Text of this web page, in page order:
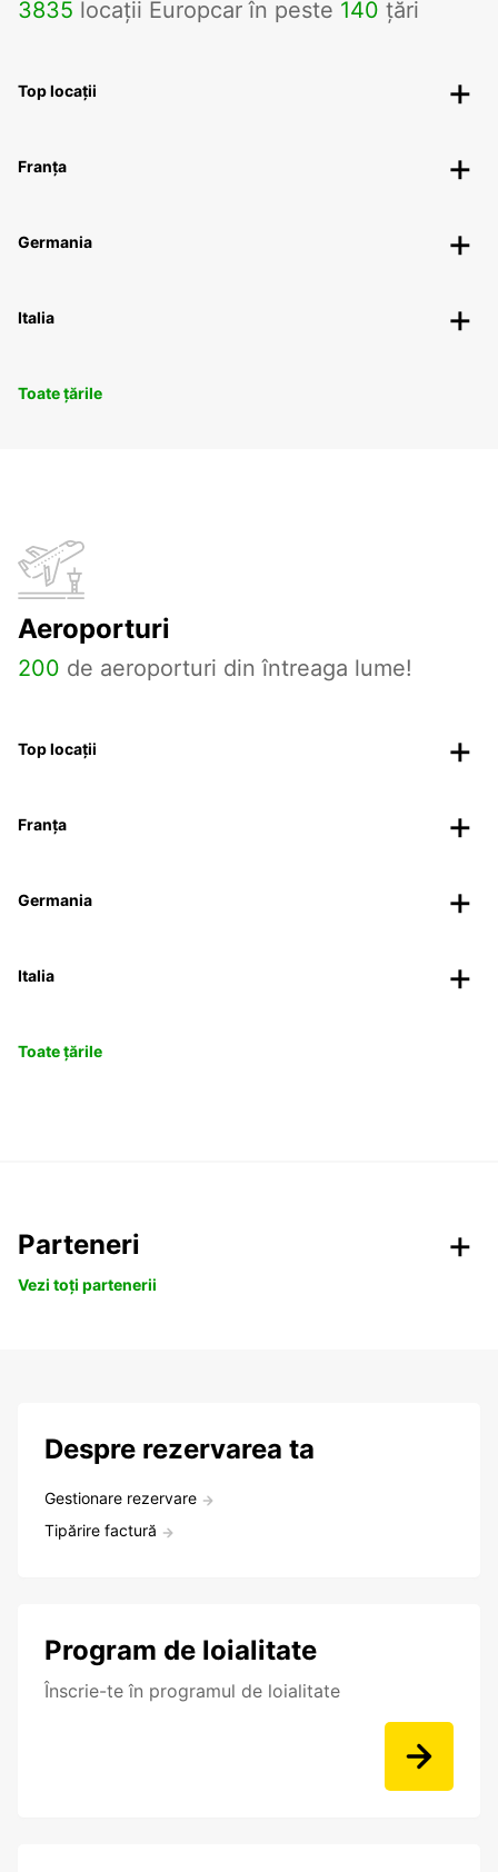
3835 locații Europcar în peste 140 țări
Top locații
Franța
Germania
Italia
Toate țările
Aeroporturi
200 de aeroporturi din întreaga lume!
Top locații
Franța
Germania
Italia
Toate țările
Parteneri
Vezi toți partenerii
Despre rezervarea ta
Gestionare rezervare
Tipărire factură
Program de loialitate
Înscrie-te în programul de loialitate